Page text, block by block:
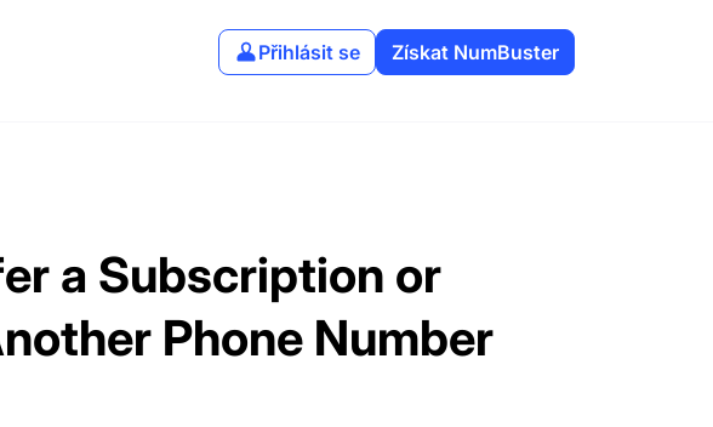
Přihlásit se Získat NumBuster
a Subscription or
Phone Number